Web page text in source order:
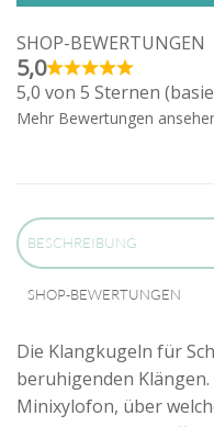
SHOP-BEWERTUNGEN
5,0
5,0 von 5 Sternen
Mehr Bewertungen
BESCHREIBUNG
SHOP-BEWERTUNGEN
Die Klangkugeln für
beruhigenden
Minixylofon, über